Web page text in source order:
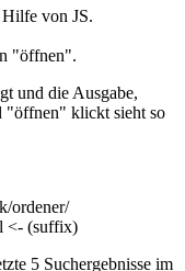
von JS.
"öffnen".
und die Ausgabe,
"öffnen" klickt sieht so
ordener/
<- (suffix)
5 Suchergebnisse im